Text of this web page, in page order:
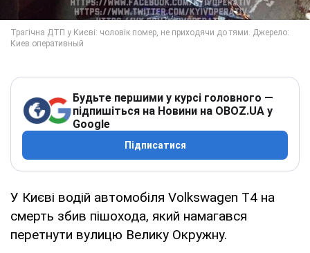
Будьте першими у курсі головного —
підпишіться на Новини на OBOZ.UA у
Google
Підписатися
У Києві водій автомобіля Volkswagen T4 на
смерть збив пішохода, який намагався
перетнути вулицю Велику Окружну.